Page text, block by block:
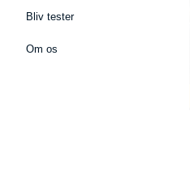
Bliv tester
Om os